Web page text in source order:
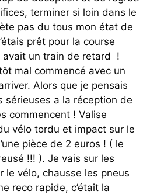
terminer si loin dans le
pas du tous mon état de
étais prêt pour la course
avait un train de retard !
mal commencé avec un
Alors que je pensais
sérieuses a la réception de
commencent ! Valise
vélo tordu et impact sur le
pièce de 2 euros ! ( le
!!! ). Je vais sur les
le vélo, chausse les pneus
reco rapide, c’était la